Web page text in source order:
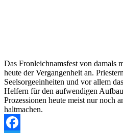
Das Fronleichnamsfest von damals
heute der Vergangenheit an.
Seelsorgeeinheiten und vor allem
Helfern für den aufwendigen
Prozessionen heute meist nur noch
haltmachen.